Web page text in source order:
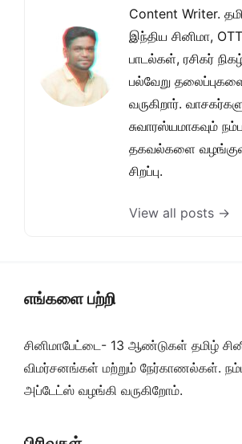
Content Writer.
இந்திய சினிமா,
பாடல்கள், ரசிகர்
பல்வேறு
வருகிறார்.
சுவாரஸ்யமாகவும்
தகவல்களை
சிறப்பு.
View all posts →
எங்களை பற்றி
சினிமாபேட்டை- 13 ஆண்டுகள் தமிழ்
விமர்சனங்கள் மற்றும் நேர்காணல்கள்.
அப்டேட்ஸ் வழங்கி வருகிறோம்.